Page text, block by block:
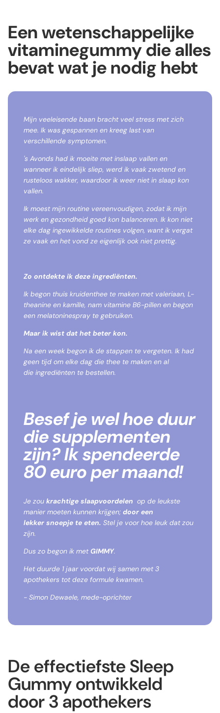
Een wetenschappelijke
vitaminegummy die alles
bevat wat je nodig hebt
Mijn veeleisende baan bracht veel stress met zich
mee. Ik was gespannen en kreeg last van
verschillende symptomen.
's Avonds had ik moeite met inslaap vallen en
wanneer ik eindelijk sliep, werd ik vaak zwetend en
rusteloos wakker, waardoor ik weer niet in slaap kon
vallen.
Ik moest mijn routine vereenvoudigen, zodat ik mijn
werk en gezondheid goed kon balanceren. Ik kon niet
elke dag ingewikkelde routines volgen, want ik vergat
ze vaak en het vond ze eigenlijk ook niet prettig.
Zo ontdekte ik deze ingrediënten.
Ik begon thuis kruidenthee te maken met valeriaan, L-
theanine en kamille, nam vitamine B6-pillen en begon
een melatoninespray te gebruiken.
Maar ik wist dat het beter kon.
Na een week begon ik de stappen te vergeten. Ik had
geen tijd om elke dag die thee te maken en al
die ingrediënten te bestellen.
Besef je wel hoe duur
die supplementen
zijn?Ik spendeerde
80 euro per maand!
Je zou krachtige slaapvoordelen op de leukste
manier moeten kunnen krijgen; door een
lekker snoepje te eten. Stel je voor hoe leuk dat zou
zijn.
Dus zo begon ik met GIMMY.
Het duurde 1 jaar voordat wij samen met 3
apothekers tot deze formule kwamen.
- Simon Dewaele, mede-oprichter
De effectiefste Sleep
Gummy ontwikkeld
door 3 apothekers